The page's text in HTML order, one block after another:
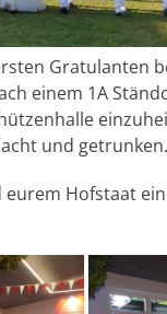
Gratulanten
einem 1A
und getrunken.
Hofstaat